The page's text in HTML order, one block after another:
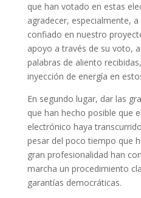
que han votado en estas
agradecer, especialmente,
confiado en nuestro
apoyo a través de su voto,
palabras de aliento
inyección de energía en
En segundo lugar, dar las
que han hecho posible que
electrónico haya
pesar del poco tiempo que
gran profesionalidad han
marcha un procedimiento
garantías democráticas.